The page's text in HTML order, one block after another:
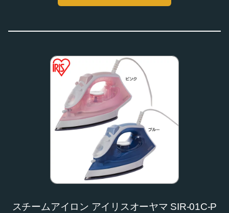
スチームアイロン アイリスオーヤマ SIR-01C-P